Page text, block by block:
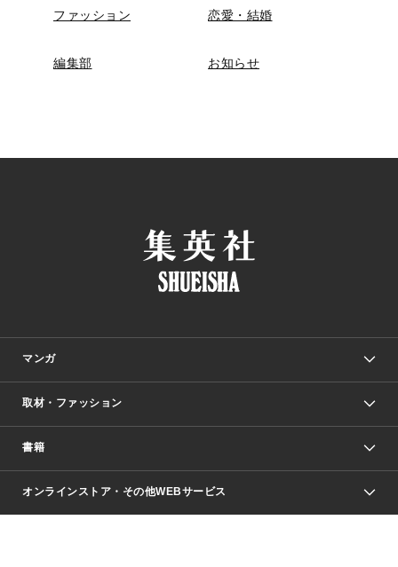
ファッション 恋愛・結婚
編集部 お知らせ
マンガ
少年マンガ
Vジャンプ
週刊ヤングジャンプ
少女マンガ
取材・ファッション
Seventeen
芸能・情報・スポーツ
書籍
文芸・文庫・総合
オンラインストア・その他WEBサービス